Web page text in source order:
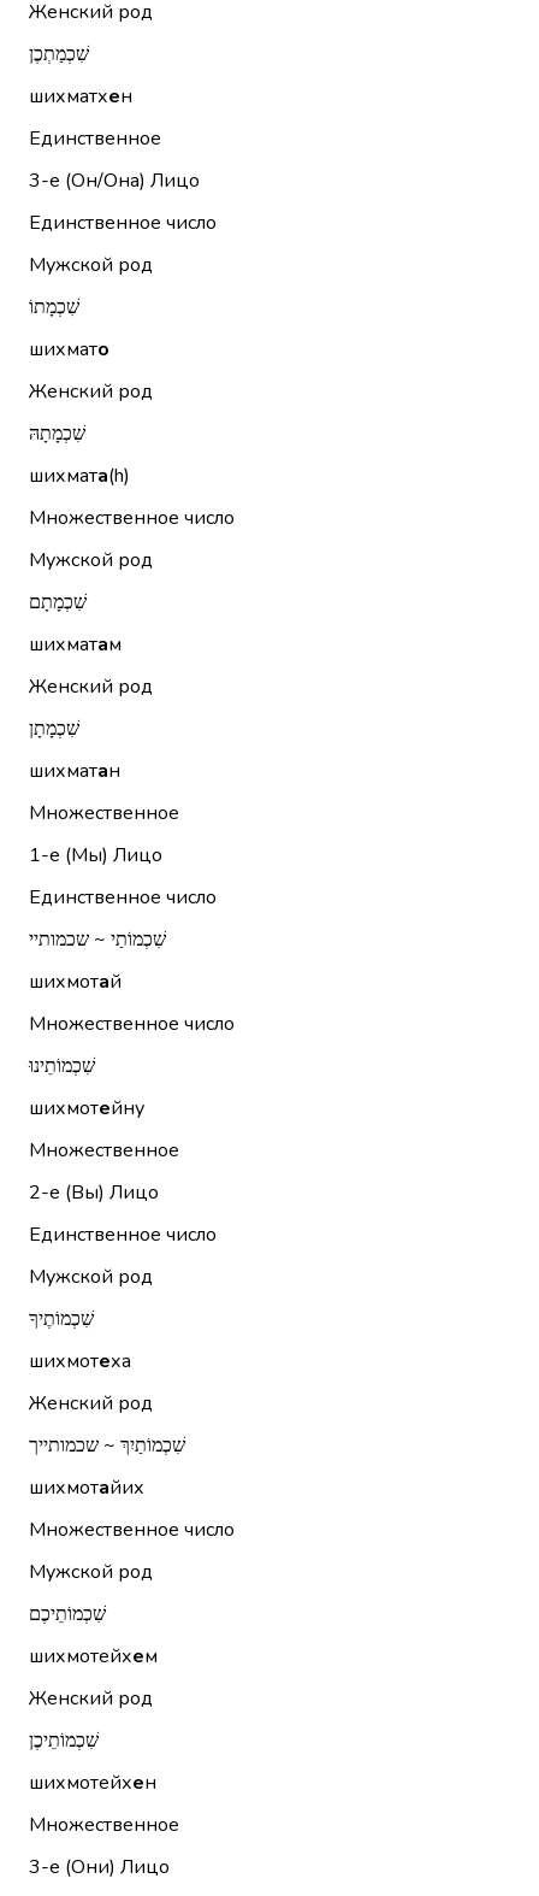
Женский род
שִׁכְמַתְכֶן
шихматхен
Единственное
3-е (Он/Она) Лицо
Единственное число
Мужской род
שִׁכְמָתוֹ
шихмато
Женский род
שִׁכְמָתָהּ
шихмата(h)
Множественное число
Мужской род
שִׁכְמָתָם
шихматам
Женский род
שִׁכְמָתָן
шихматан
Множественное
1-е (Мы) Лицо
Единственное число
שִׁכְמוֹתַי ~ שכמותיי
шихмотай
Множественное число
שִׁכְמוֹתֵינוּ
шихмотейну
Множественное
2-е (Вы) Лицо
Единственное число
Мужской род
שִׁכְמוֹתֶיךָ
шихмотеха
Женский род
שִׁכְמוֹתַיִךְ ~ שכמותייך
шихмотайих
Множественное число
Мужской род
שִׁכְמוֹתֵיכֶם
шихмотейхем
Женский род
שִׁכְמוֹתֵיכֶן
шихмотейхен
Множественное
3-е (Они) Лицо